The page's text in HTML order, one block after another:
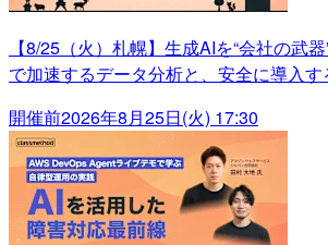
【8/25（火）札幌】生成AIを“会社の武
で加速するデータ分析と、安全に導入
開催前2026年8月25日(火) 17:30